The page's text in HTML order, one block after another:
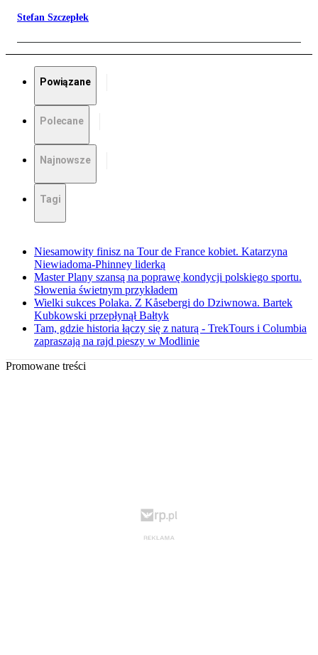
Stefan Szczepłek
Powiązane
Polecane
Najnowsze
Tagi
Niesamowity finisz na Tour de France kobiet. Katarzyna
Niewiadoma-Phinney liderką
Master Plany szansą na poprawę kondycji polskiego sportu.
Słowenia świetnym przykładem
Wielki sukces Polaka. Z Kåsebergi do Dziwnowa. Bartek
Kubkowski przepłynął Bałtyk
Tam, gdzie historia łączy się z naturą - TrekTours i Columbia
zapraszają na rajd pieszy w Modlinie
Promowane treści